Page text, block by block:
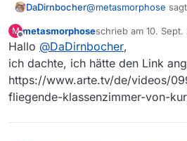
DaDirnbocher@metasmorphose
kümmern!!:
Ich möchte eine
melden:
arte
Das fliegende
Hoffmann
Gibts auf der arte-
dieser Sendung?
HIntergrund: Es gibt -
M
Offline
metasmorphoseschrieb am 10. Sept.
zuletzt editiert von
Hallo @DaDirnbocher,
ich dachte, ich hätte den Link
https://www.arte.tv/de/videos/
fliegende-klassenzimmer-von-